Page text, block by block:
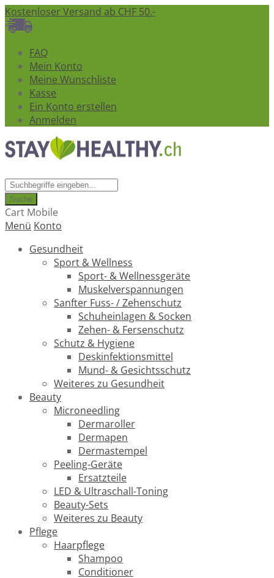
Kostenloser Versand ab CHF 50.-
FAQ
Mein Konto
Meine Wunschliste
Kasse
Ein Konto erstellen
Anmelden
Suche
Cart Mobile
Menü Konto
Gesundheit
Sport & Wellness
Sport- & Wellnessgeräte
Muskelverspannungen
Sanfter Fuss- / Zehenschutz
Schuheinlagen & Socken
Zehen- & Fersenschutz
Schutz & Hygiene
Deskinfektionsmittel
Mund- & Gesichtsschutz
Weiteres zu Gesundheit
Beauty
Microneedling
Dermaroller
Dermapen
Dermastempel
Peeling-Geräte
Ersatzteile
LED & Ultraschall-Toning
Beauty-Sets
Weiteres zu Beauty
Pflege
Haarpflege
Shampoo
Conditioner